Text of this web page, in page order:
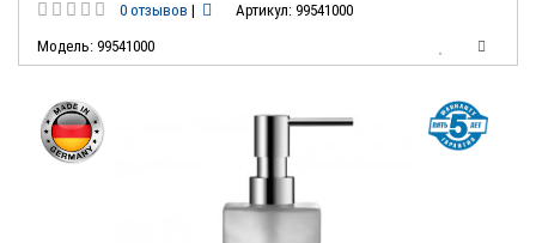
0 отзывов |
Артикул: 99541000
Модель: 99541000